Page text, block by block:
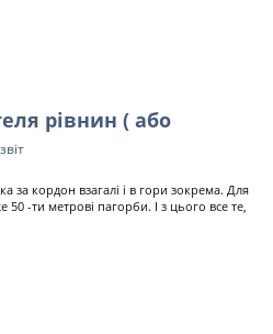
рівнин ( або
за кордон взагалі і в гори зокрема. Для
50 -ти метрові пагорби. І з цього все те,